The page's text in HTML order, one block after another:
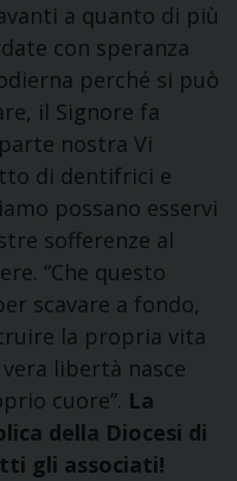
a quanto di più
con speranza
perché si può
il Signore fa
nostra Vi
di dentifrici e
possano esservi
sofferenze al
“Che questo
scavare a fondo,
la propria vita
libertà nasce
cuore”. La
della Diocesi di
gli associati!